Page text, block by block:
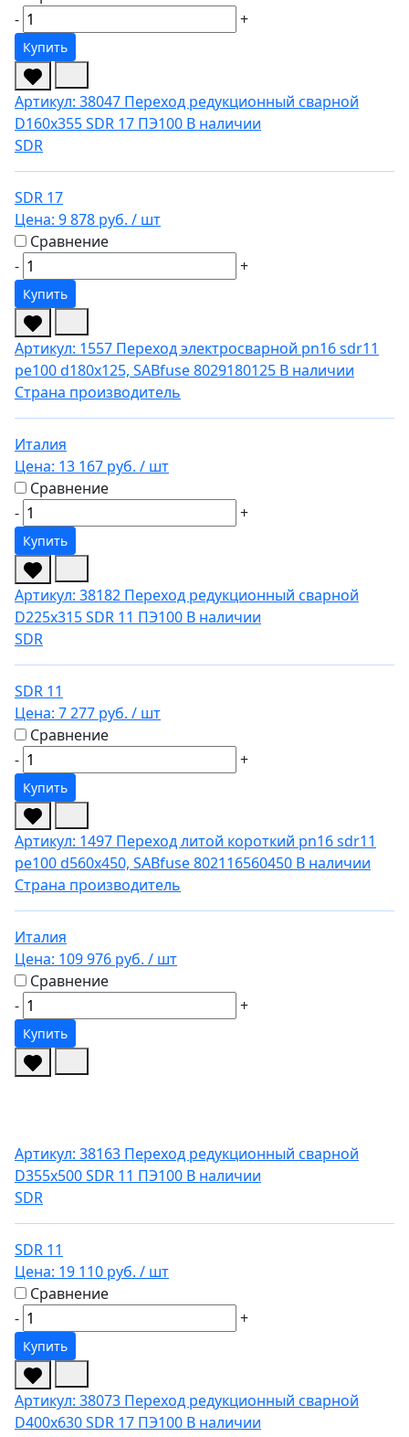
-
+
Купить
Артикул: 38047 Переход редукционный сварной
D160х355 SDR 17 ПЭ100 В наличии
SDR
SDR 17
Цена: 9 878 руб. / шт
Сравнение
-
+
Купить
Артикул: 1557 Переход электросварной pn16 sdr11
pe100 d180x125, SABfuse 8029180125 В наличии
Страна производитель
Италия
Цена: 13 167 руб. / шт
Сравнение
-
+
Купить
Артикул: 38182 Переход редукционный сварной
D225х315 SDR 11 ПЭ100 В наличии
SDR
SDR 11
Цена: 7 277 руб. / шт
Сравнение
-
+
Купить
Артикул: 1497 Переход литой короткий pn16 sdr11
pe100 d560x450, SABfuse 802116560450 В наличии
Страна производитель
Италия
Цена: 109 976 руб. / шт
Сравнение
-
+
Купить
Артикул: 38163 Переход редукционный сварной
D355х500 SDR 11 ПЭ100 В наличии
SDR
SDR 11
Цена: 19 110 руб. / шт
Сравнение
-
+
Купить
Артикул: 38073 Переход редукционный сварной
D400х630 SDR 17 ПЭ100 В наличии